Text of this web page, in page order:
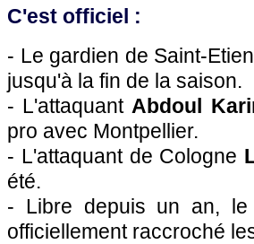
C'est officiel :
- Le gardien de Saint-
jusqu'à la fin de la saison.
- L'attaquant Abdoul
pro avec Montpellier.
- L'attaquant de Cologne
été.
- Libre depuis un an,
officiellement raccroché